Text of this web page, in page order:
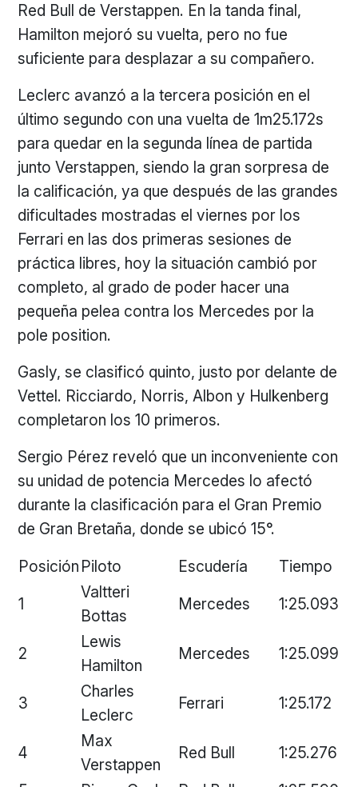
Red Bull de Verstappen. En la tanda final,
Hamilton mejoró su vuelta, pero no fue
suficiente para desplazar a su compañero.
Leclerc avanzó a la tercera posición en el
último segundo con una vuelta de 1m25.172s
para quedar en la segunda línea de partida
junto Verstappen, siendo la gran sorpresa de
la calificación, ya que después de las grandes
dificultades mostradas el viernes por los
Ferrari en las dos primeras sesiones de
práctica libres, hoy la situación cambió por
completo, al grado de poder hacer una
pequeña pelea contra los Mercedes por la
pole position.
Gasly, se clasificó quinto, justo por delante de
Vettel. Ricciardo, Norris, Albon y Hulkenberg
completaron los 10 primeros.
Sergio Pérez reveló que un inconveniente con
su unidad de potencia Mercedes lo afectó
durante la clasificación para el Gran Premio
de Gran Bretaña, donde se ubicó 15°.
Posición Piloto Escudería
Tiempo
1
Valtteri
Bottas
Mercedes 1:25.093
2
Lewis
Hamilton
Mercedes 1:25.099
3
Charles
Leclerc
Ferrari 1:25.172
4
Max
Verstappen
Red Bull
1:25.276